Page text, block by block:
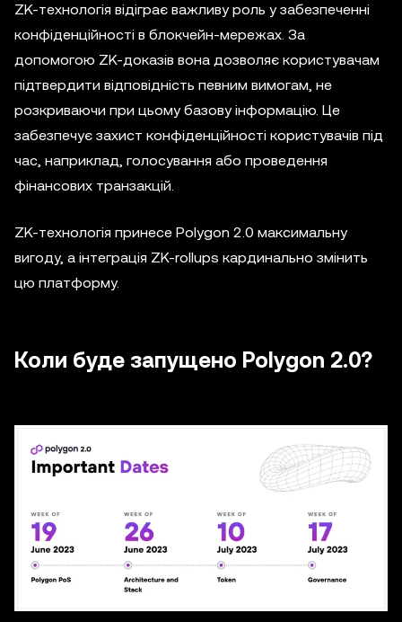
ZK-технологія відіграє важливу роль у забезпеченні
конфіденційності в блокчейн-мережах. За
допомогою ZK-доказів вона дозволяє користувачам
підтвердити відповідність певним вимогам, не
розкриваючи при цьому базову інформацію. Це
забезпечує захист конфіденційності користувачів під
час, наприклад, голосування або проведення
фінансових транзакцій.
ZK-технологія принесе Polygon 2.0 максимальну
вигоду, а інтеграція ZK-rollups кардинально змінить
цю платформу.
Коли буде запущено Polygon 2.0?